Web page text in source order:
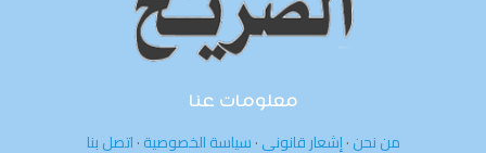
معلومات عنا
من نحن·إشعار قانوني·سياسة الخصوصية·اتصل بنا